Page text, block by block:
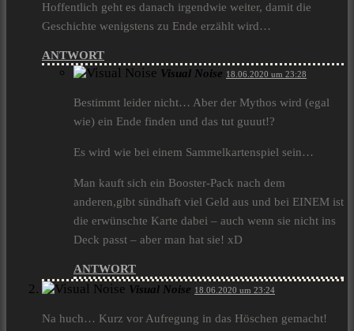
Hoffentlich geht es danach irgendwie weiter, damit die
Geschichte wenigstens zu Ende erzählt wird…
ANTWORT
Visual Noise 18.06.2020 um 23:28
Bestimmt leider nicht… Aber der Mythos wird (egal
wie) ein Ende finden und das tut guuut!?
Es wird wie bei einem Sammelkartenspiel sein…
Man kauft sich ein Booster-Pack nach dem
anderen,gibt sündhaft viel Geld aus und bei EINEM ist
die erwünschte Karte dabei – auch wenn sie nicht ins
Deck passt – aber man hat sie! xD
ANTWORT
Visual Noise 18.06.2020 um 23:24
Na huch… Kurz vor Aufregung in das Höschen gemacht!